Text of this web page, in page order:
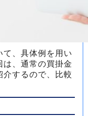
て、具体例を用い
は、通常の買掛金
するので、比較